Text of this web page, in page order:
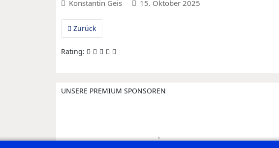
Konstantin Geis 15. Oktober 2025
Vorheriger Beitrag: gJD: Triumph in der Heimat: die gemischte
Zurück
Rating:
UNSERE PREMIUM SPONSOREN